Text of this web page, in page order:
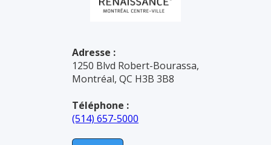
Adresse :
1250 Blvd Robert-Bourassa,
Montréal, QC H3B 3B8
Téléphone :
(514) 657-5000